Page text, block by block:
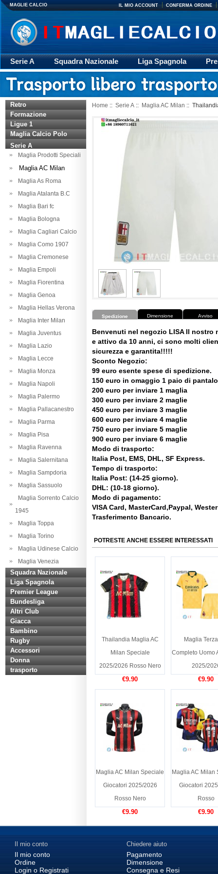
MAGLIE CALCIO IL MIO ACCOUNT CONFERMA ORDINE
Serie A Squadra Nazionale Liga Spagnola
Giacca
Rugby trasporto Retro
Retro
Formazione
Ligue 1
Maglia Calcio Polo
Serie A
Maglia Prodotti Speciali
Maglia AC Milan
Maglia As Roma
Maglia Atalanta B.C
Maglia Bari fc
Maglia Bologna
Maglia Cagliari Calcio
Maglia Como 1907
Maglia Cremonese
Maglia Empoli
Maglia Fiorentina
Maglia Genoa
Maglia Hellas Verona
Maglia Inter Milan
Maglia Juventus
Maglia Lazio
Maglia Lecce
Maglia Monza
Maglia Napoli
Maglia Palermo
Maglia Pallacanestro
Maglia Parma
Maglia Pisa
Maglia Ravenna
Maglia Salernitana
Maglia Sampdoria
Maglia Sassuolo
Maglia Sorrento Calcio
1945
Maglia Toppa
Maglia Torino
Maglia Udinese Calcio
Maglia Venezia
Squadra Nazionale
Liga Spagnola
Premier League
Bundesliga
Altri Club
Giacca
Bambino
Rugby
Accessori
Donna
trasporto
Home :: Serie A :: Maglia AC Milan ::
Spedizione Dimensione Avviso
Benvenuti nel negozio LISA Il nostro
e attivo da 10 anni, ci sono molti
sicurezza e garantita!!!!!
Sconto Negozio:
99 euro esente spese di spedizione.
150 euro in omaggio 1 paio di
200 euro per inviare 1 maglia
300 euro per inviare 2 maglie
450 euro per inviare 3 maglie
600 euro per inviare 4 maglie
750 euro per inviare 5 maglie
900 euro per inviare 6 maglie
Modo di trasporto:
Italia Post, EMS, DHL, SF Express.
Tempo di trasporto:
Italia Post: (14-25 giorno).
DHL: (10-18 giorno).
Modo di pagamento:
VISA Card, MasterCard,Paypal,
Trasferimento Bancario.
POTRESTE ANCHE ESSERE INTERESSATI
Thailandia Maglia AC
Milan Speciale
2025/2026 Rosso Nero
€9.90
Maglia
Completo Uomo
2025/
€9.90
Maglia AC Milan Speciale
Giocatori 2025/2026
Rosso Nero
€9.90
Maglia AC Milan
Giocatori
Rosso
€9.90
Il mio conto
Il mio conto
Ordine
Login o Registrati
Chiedere aiuto
Pagamento
Dimensione
Consegna e Resi